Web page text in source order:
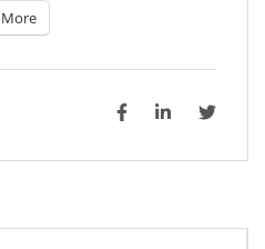
More